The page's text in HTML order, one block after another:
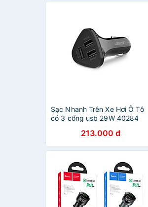
Sạc Nhanh Trên Xe Hơi Ô Tô
có 3 cổng usb 29W 40284
Hàng chính hãng
213.000 đ